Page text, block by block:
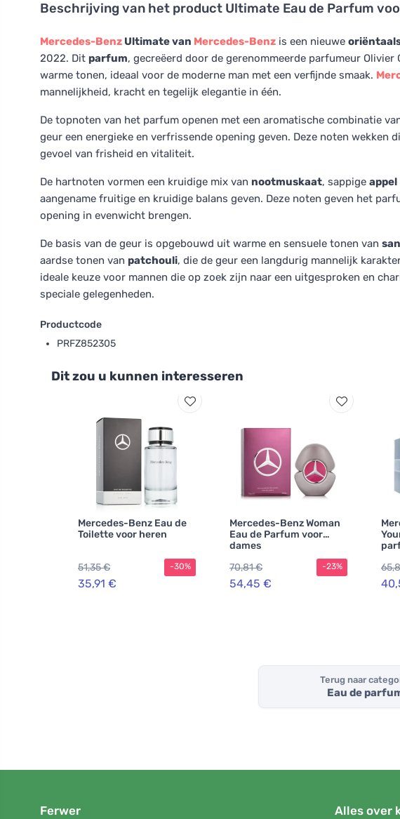
Beschrijving van het product Ultimate Eau de Parfum
Mercedes-Benz Ultimate van Mercedes-Benz is een nieuwe
2022. Dit parfum, gecreëerd door de gerenommeerde parfumeur
warme tonen, ideaal voor de moderne man met een verfijnde smaak.
mannelijkheid, kracht en tegelijk elegantie in één.
De topnoten van het parfum openen met een aromatische combinatie
geur een energieke en verfrissende opening geven. Deze noten wekken
gevoel van frisheid en vitaliteit.
De hartnoten vormen een kruidige mix van nootmuskaat, sappige appel
aangename fruitige en kruidige balans geven. Deze noten geven het
opening in evenwicht brengen.
De basis van de geur is opgebouwd uit warme en sensuele tonen van
aardse tonen van patchouli, die de geur een langdurig mannelijk
ideale keuze voor mannen die op zoek zijn naar een uitgesproken en
speciale gelegenheden.
Productcode
PRFZ852305
Dit zou u kunnen interesseren
Mercedes-Benz Eau de
Toilette voor heren
51,35 €
35,91 €
-30%
Mercedes-Benz Woman
Eau de Parfum voor
dames
70,81 €
54,45 €
-23%
Terug naar
Eau de
Ferwer Alles over